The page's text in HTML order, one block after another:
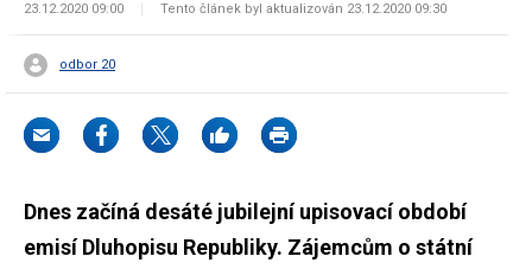
23.12.2020 09:00 Tento článek byl aktualizován 23.12.2020 09:30
odbor 20
Dnes začíná desáté jubilejní upisovací období
emisí Dluhopisu Republiky. Zájemcům o státní